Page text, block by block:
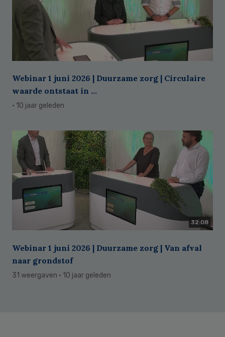
Webinar 1 juni 2026 | Duurzame zorg | Circulaire
waarde ontstaat in ...
· 10 jaar geleden
32:08
Webinar 1 juni 2026 | Duurzame zorg | Van afval
naar grondstof
31 weergaven · 10 jaar geleden